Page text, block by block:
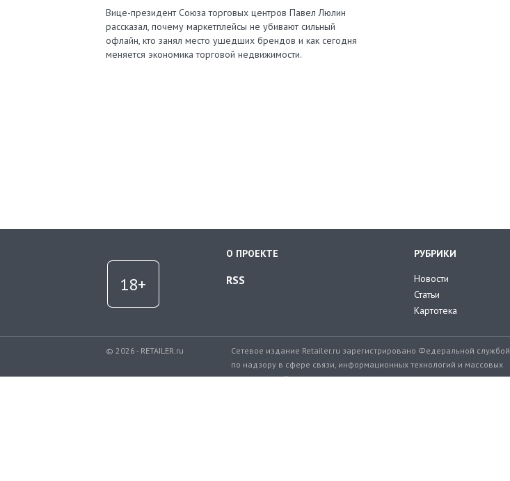
Вице-президент Союза торговых центров Павел Люлин
рассказал, почему маркетплейсы не убивают сильный
офлайн, кто занял место ушедших брендов и как сегодня
меняется экономика торговой недвижимости.
О ПРОЕКТЕ
RSS
РУБРИКИ
Новости
Статьи
Картотека
© 2026 - RETAILER.ru
Сетевое издание Retailer.ru зарегистрировано Федеральной службой
по надзору в сфере связи, информационных технологий и массовых
коммуникаций.